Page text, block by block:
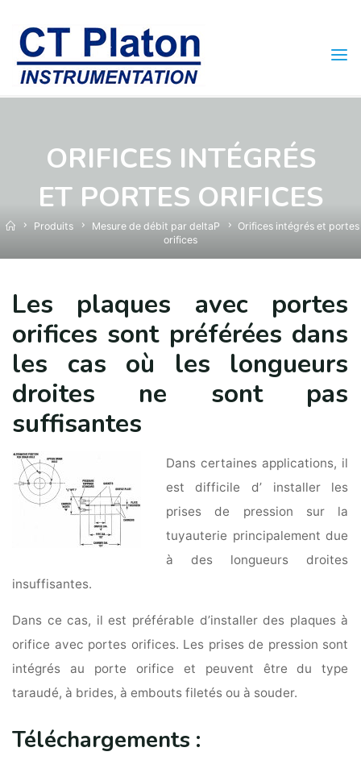
content
ORIFICES INTÉGRÉS
ET PORTES ORIFICES
HomeProduits Mesure de débit par deltaP
Orifices intégrés et portes
orifices
Les plaques avec portes
orifices sont préférées dans
les cas où les longueurs
droites ne sont pas
suffisantes
Dans certaines applications, il
est difficile d’ installer les
prises de pression sur la
tuyauterie principalement due
à des longueurs droites
insuffisantes.
Dans ce cas, il est préférable d’installer des plaques à
orifice avec portes orifices. Les prises de pression sont
intégrés au porte orifice et peuvent être du type
taraudé, à brides, à embouts filetés ou à souder.
Téléchargements :